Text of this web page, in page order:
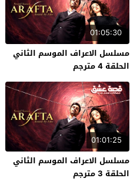
01:05:30
مسلسل الاعراف الموسم الثاني
الحلقة 4 مترجم
01:01:25
مسلسل الاعراف الموسم الثاني
الحلقة 3 مترجم